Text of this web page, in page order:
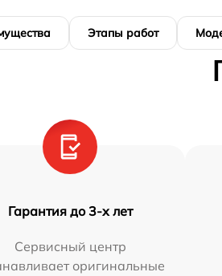
Этапы работ
Гарантия до 3-х лет
Сервисный центр
оригинальные